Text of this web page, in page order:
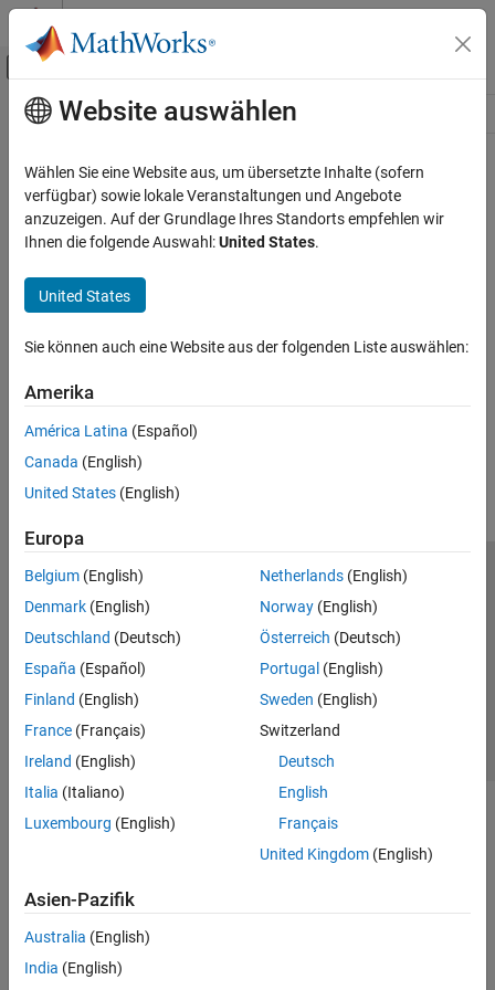
Weiter zum Inhalt
Umschaltung für Off-Canvas-
Ressource
Hauptinhalt
Website auswählen
Wählen Sie eine Website aus, um übersetzte Inhalte (sofern
verfügbar) sowie lokale Veranstaltungen und Angebote
anzuzeigen. Auf der Grundlage Ihres Standorts empfehlen wir
Ihnen die folgende Auswahl:United States.
United States
Sie können auch eine Website aus der folgenden Liste auswählen:
Amerika
América Latina (Español)
Canada (English)
United States (English)
Europa
Belgium (English)
Denmark (English)
Deutschland (Deutsch)
España (Español)
Finland (English)
France (Français)
Ireland (English)
Italia (Italiano)
Luxembourg (English)
Netherlands(English)
Norway(English)
Österreich (Deutsch)
Portugal (English)
Sweden (English)
Switzerland
Deutsch
English
Français
United Kingdom(English)
Asien-Pazifik
Australia (English)
India (English)
Trust Center
Datenschutz-Richtlinien
Datendiebstahl verhindern
Status von Anwendungen
© 1994-2026 The MathWorks, Inc.
Website auswählen
Deutschland